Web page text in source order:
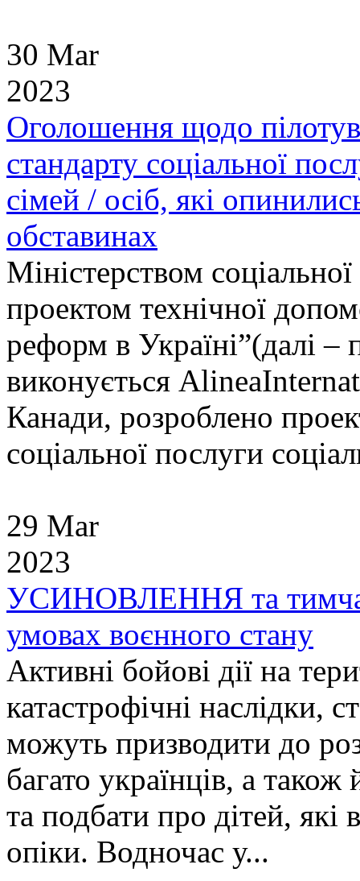
30 Mar
2023
Оголошення щодо
стандарту соціальної
сімей / осіб, які
обставинах
Міністерством
проектом технічної
реформ в Україні”(далі
виконується
Канади, розроблено
соціальної послуги
29 Mar
2023
УСИНОВЛЕННЯ та
умовах воєнного стану
Активні бойові дії на
катастрофічні наслідки,
можуть призводити до
багато українців, а
та подбати про дітей, які
опіки. Водночас у...